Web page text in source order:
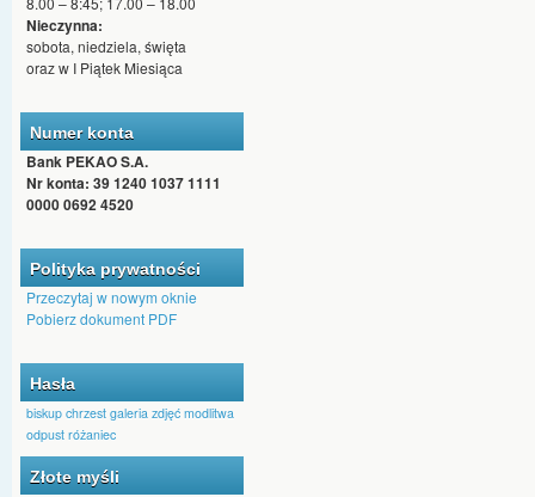
Nieczynna:
sobota, niedziela, święta
oraz w I Piątek Miesiąca
Numer konta
Bank PEKAO S.A.
Nr konta: 39 1240 1037 1111
0000 0692 4520
Polityka prywatności
Przeczytaj w nowym oknie
Pobierz dokument PDF
Hasła
biskup chrzest galeria zdjęć modlitwa
odpust różaniec
Złote myśli